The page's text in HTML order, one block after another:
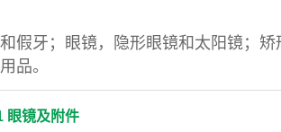
假牙；眼镜，隐形眼镜和太阳镜；
品。
眼镜及附件